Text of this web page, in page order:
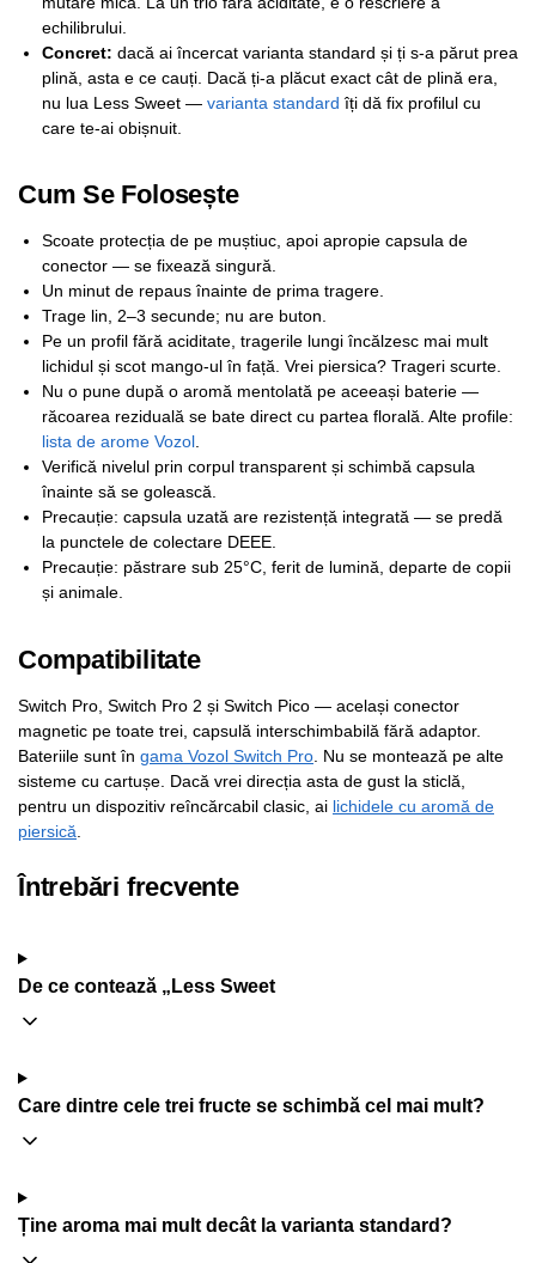
echilibrului.
Concret: dacă ai încercat varianta standard și ți s-a părut prea
plină, asta e ce cauți. Dacă ți-a plăcut exact cât de plină era,
nu lua Less Sweet — varianta standard îți dă fix profilul cu
care te-ai obișnuit.
Cum Se Folosește
Scoate protecția de pe muștiuc, apoi apropie capsula de
conector — se fixează singură.
Un minut de repaus înainte de prima tragere.
Trage lin, 2–3 secunde; nu are buton.
Pe un profil fără aciditate, tragerile lungi încălzesc mai mult
lichidul și scot mango-ul în față. Vrei piersica? Trageri scurte.
Nu o pune după o aromă mentolată pe aceeași baterie —
răcoarea reziduală se bate direct cu partea florală. Alte profile:
lista de arome Vozol.
Verifică nivelul prin corpul transparent și schimbă capsula
înainte să se golească.
Precauție: capsula uzată are rezistență integrată — se predă
la punctele de colectare DEEE.
Precauție: păstrare sub 25°C, ferit de lumină, departe de copii
și animale.
Compatibilitate
Switch Pro, Switch Pro 2 și Switch Pico — același conector
magnetic pe toate trei, capsulă interschimbabilă fără adaptor.
Bateriile sunt în gama Vozol Switch Pro . Nu se montează pe alte
sisteme cu cartușe. Dacă vrei direcția asta de gust la sticlă,
pentru un dispozitiv reîncărcabil clasic, ai lichidele cu aromă de
piersică
Întrebări frecvente
De ce contează „Less Sweet
Care dintre cele trei fructe se schimbă cel mai mult?
Ține aroma mai mult decât la varianta standard?